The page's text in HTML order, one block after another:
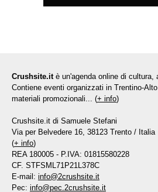
Crushsite.it è un'agenda online di cultura,
Contiene eventi organizzati in Trentino-
materiali promozionali... (+ info)
Crushsite.it di Samuele Stefani
Via per Belvedere 16, 38123 Trento / Italia
(+ info)
REA 180005 - P.IVA: 01815580228
CF. STFSML71P21L378C
E-mail: info@2crushsite.it
Pec: info@pec.2crushsite.it